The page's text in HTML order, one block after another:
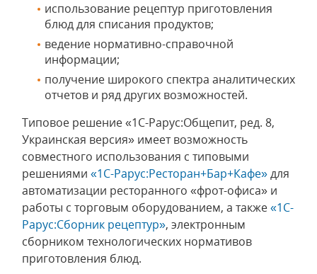
использование рецептур приготовления
блюд для списания продуктов;
ведение нормативно-справочной
информации;
получение широкого спектра аналитических
отчетов и ряд других возможностей.
Типовое решение «1С-Рарус:Общепит, ред. 8,
Украинская версия» имеет возможность
совместного использования с типовыми
решениями «1С-Рарус:Ресторан+Бар+Кафе»для
автоматизации ресторанного «фрот-офиса» и
работы с торговым оборудованием, а также«1С-
Рарус:Сборник рецептур», электронным
сборником технологических нормативов
приготовления блюд.